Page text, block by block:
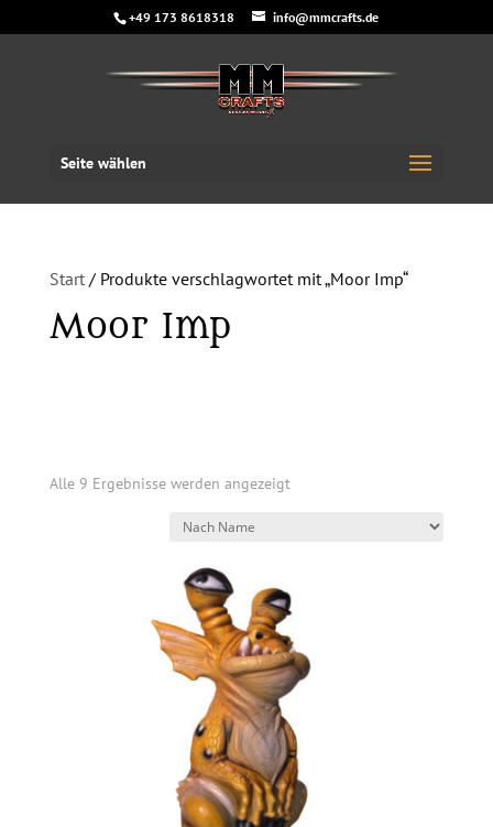
+49 173 8618318 info@mmcrafts.de
Seite wählen
Start/ Produkte verschlagwortet mit „Moor Imp“
Moor Imp
Alle 9 Ergebnisse werden angezeigt